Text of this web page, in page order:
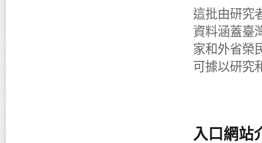
這批由研究
資料涵蓋臺
家和外省榮
可據以研究
入口網站